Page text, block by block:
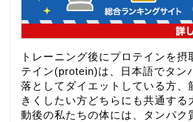
トレーニング後にプロテインを摂
テイン(protein)は、日本語でタン
落としてダイエットしている方、
きくしたい方どちらにも共通する
動後の私たちの体には、タンパク